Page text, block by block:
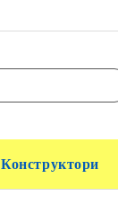
Конструктори